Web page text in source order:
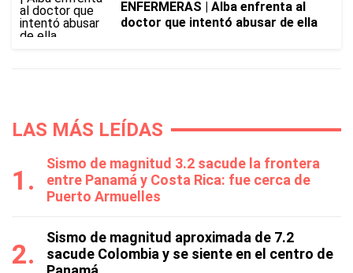
ENFERMERAS | Alba enfrenta al
doctor que intentó abusar de ella
LAS MÁS LEÍDAS
Sismo de magnitud 3.2 sacude la frontera
entre Panamá y Costa Rica: fue cerca de
Puerto Armuelles
Sismo de magnitud aproximada de 7.2
sacude Colombia y se siente en el centro de